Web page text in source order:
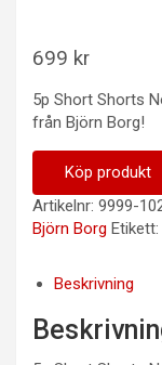
699 kr
5p Short Shorts
från Björn Borg!
Köp produkt
Artikelnr: 9999-
Björn Borg Etikett:
Beskrivning